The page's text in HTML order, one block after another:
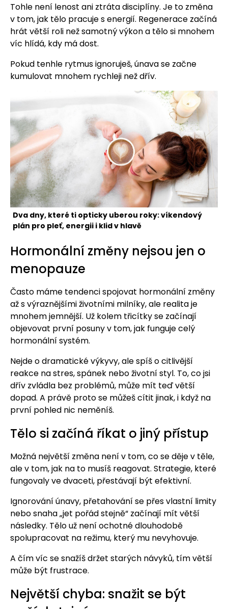
Tohle není lenost ani ztráta disciplíny. Je to změna
v tom, jak tělo pracuje s energií. Regenerace začíná
hrát větší roli než samotný výkon a tělo si mnohem
víc hlídá, kdy má dost.
Pokud tenhle rytmus ignoruješ, únava se začne
kumulovat mnohem rychleji než dřív.
Dva dny, které ti opticky uberou roky: víkendový
plán pro pleť, energii i klid v hlavě
Hormonální změny nejsou jen o
menopauze
Často máme tendenci spojovat hormonální změny
až s výraznějšími životními milníky, ale realita je
mnohem jemnější. Už kolem třicítky se začínají
objevovat první posuny v tom, jak funguje celý
hormonální systém.
Nejde o dramatické výkyvy, ale spíš o citlivější
reakce na stres, spánek nebo životní styl. To, co jsi
dřív zvládla bez problémů, může mít teď větší
dopad. A právě proto se můžeš cítit jinak, i když na
první pohled nic neměníš.
Tělo si začíná říkat o jiný přístup
Možná největší změna není v tom, co se děje v těle,
ale v tom, jak na to musíš reagovat. Strategie, které
fungovaly ve dvaceti, přestávají být efektivní.
Ignorování únavy, přetahování se přes vlastní limity
nebo snaha „jet pořád stejně“ začínají mít větší
následky. Tělo už není ochotné dlouhodobě
spolupracovat na režimu, který mu nevyhovuje.
A čím víc se snažíš držet starých návyků, tím větší
může být frustrace.
Největší chyba: snažit se být